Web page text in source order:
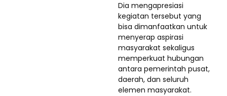
Dia mengapresiasi
kegiatan tersebut yang
bisa dimanfaatkan untuk
menyerap aspirasi
masyarakat sekaligus
memperkuat hubungan
antara pemerintah pusat,
daerah, dan seluruh
elemen masyarakat.